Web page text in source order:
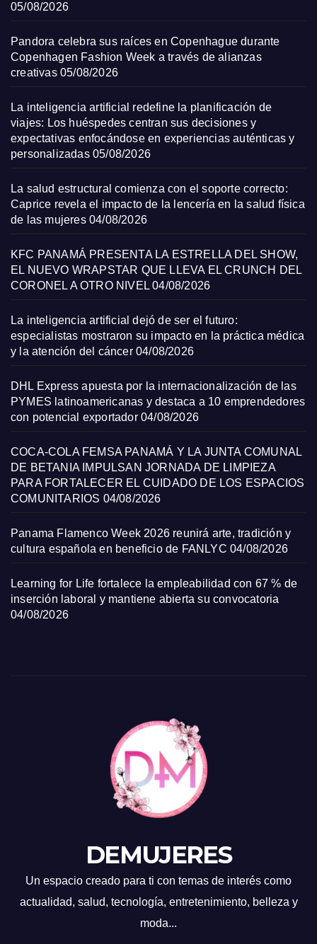
05/08/2026
Pandora celebra sus raíces en Copenhague durante
Copenhagen Fashion Week a través de alianzas
creativas 05/08/2026
La inteligencia artificial redefine la planificación de
viajes: Los huéspedes centran sus decisiones y
expectativas enfocándose en experiencias auténticas y
personalizadas 05/08/2026
La salud estructural comienza con el soporte correcto:
Caprice revela el impacto de la lencería en la salud física
de las mujeres 04/08/2026
KFC PANAMÁ PRESENTA LA ESTRELLA DEL SHOW,
EL NUEVO WRAPSTAR QUE LLEVA EL CRUNCH DEL
CORONEL A OTRO NIVEL 04/08/2026
La inteligencia artificial dejó de ser el futuro:
especialistas mostraron su impacto en la práctica médica
y la atención del cáncer 04/08/2026
DHL Express apuesta por la internacionalización de las
PYMES latinoamericanas y destaca a 10 emprendedores
con potencial exportador 04/08/2026
COCA-COLA FEMSA PANAMÁ Y LA JUNTA COMUNAL
DE BETANIA IMPULSAN JORNADA DE LIMPIEZA
PARA FORTALECER EL CUIDADO DE LOS ESPACIOS
COMUNITARIOS 04/08/2026
Panama Flamenco Week 2026 reunirá arte, tradición y
cultura española en beneficio de FANLYC 04/08/2026
Learning for Life fortalece la empleabilidad con 67 % de
inserción laboral y mantiene abierta su convocatoria
04/08/2026
DEMUJERES
Un espacio creado para ti con temas de interés como
actualidad, salud, tecnología, entretenimiento, belleza y
moda...